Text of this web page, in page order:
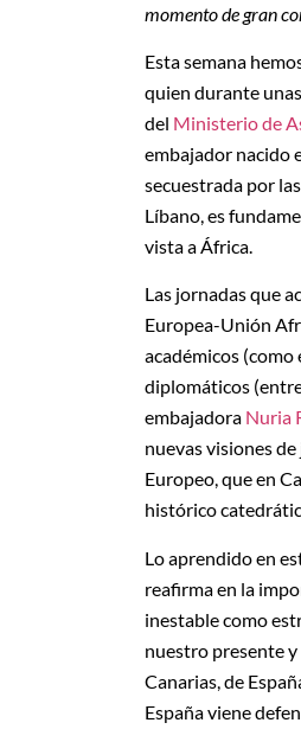
momento de gran
Esta semana
quien durante unas
del Ministerio de
embajador nacido
secuestrada por
Líbano, es
vista a África.
Las jornadas que
Europea-Unión
académicos (como
diplomáticos
embajadora Nuria
nuevas visiones
Europeo, que en
histórico
Lo aprendido en
reafirma en la
inestable como
nuestro presente
Canarias, de
España viene